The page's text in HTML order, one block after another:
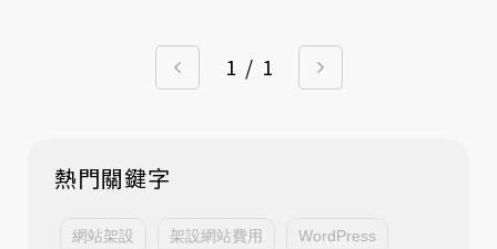
1 / 1
熱門關鍵字
網站架設 架設網站費用 WordPress